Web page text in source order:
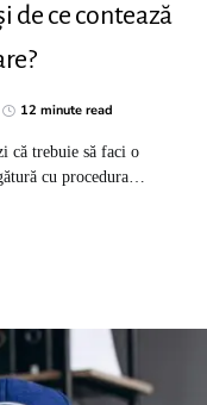
de ce contează
12 minute read
că trebuie să faci o
cu procedura…